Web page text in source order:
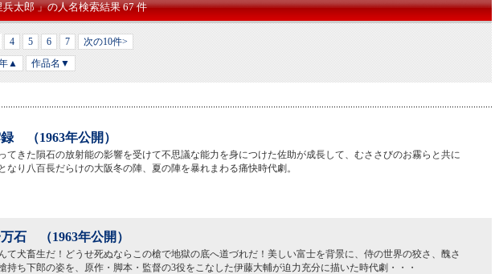
兵太郎 」の人名検索結果 67 件
4 5 6 7
次の10件>
▲ 作品名▼
（1963年公開）
てきた隕石の放射能の影響を受けて不思議な能力を身につけた佐助が成長して、むささびのお霧らと共に
なり八百長だらけの大阪冬の陣、夏の陣を暴れまわる痛快時代劇。
石 （1963年公開）
て犬畜生だ！どうせ死ぬならこの槍で地獄の底へ道づれだ！美しい富士を背景に、侍の世界の狡さ、醜さ
持ち下郎の姿を、原作・脚本・監督の3役をこなした伊藤大輔が迫力充分に描いた時代劇・・・